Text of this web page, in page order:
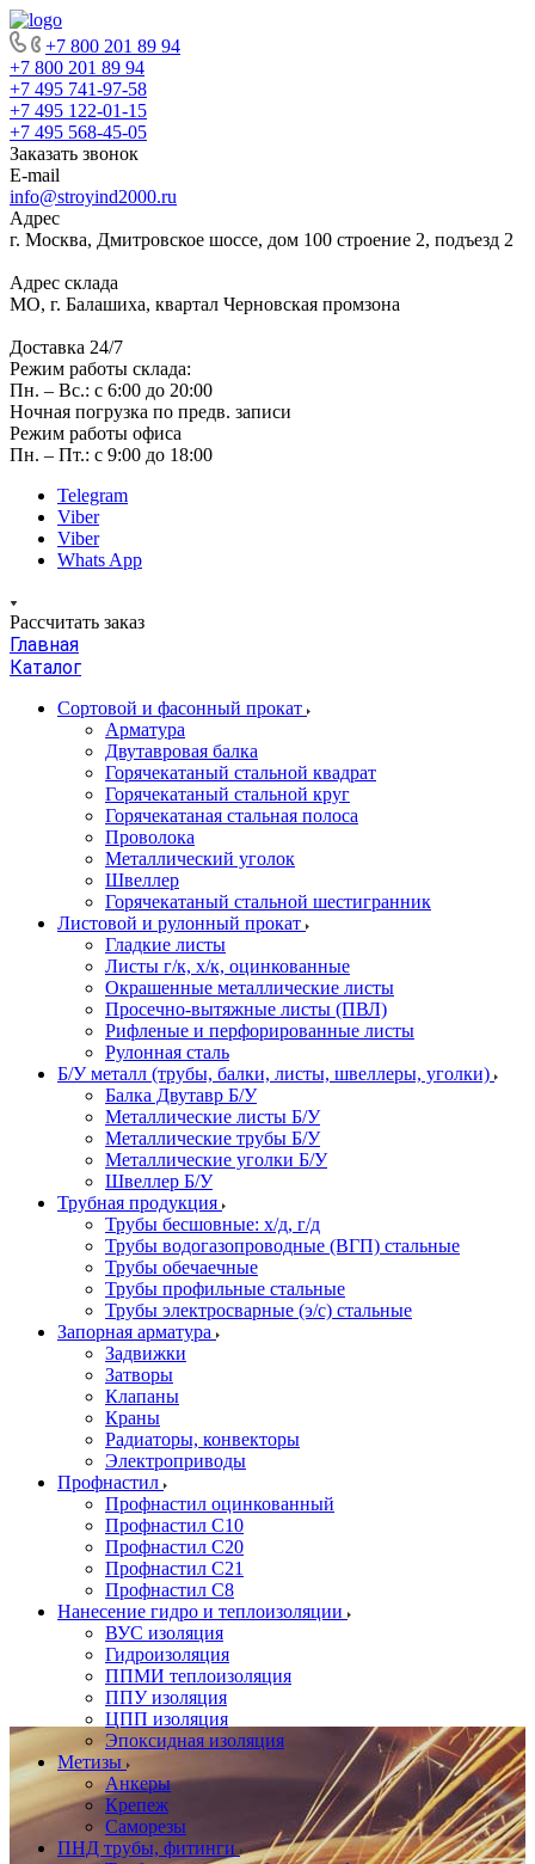
+7 800 201 89 94
+7 800 201 89 94
+7 495 741-97-58
+7 495 122-01-15
+7 495 568-45-05
Заказать звонок
E-mail
info@stroyind2000.ru
Адрес
г. Москва, Дмитровское шоссе, дом 100 строение 2, подъезд 2
Адрес склада
МО, г. Балашиха, квартал Черновская промзона
Доставка 24/7
Режим работы склада:
Пн. – Вс.: с 6:00 до 20:00
Ночная погрузка по предв. записи
Режим работы офиса
Пн. – Пт.: с 9:00 до 18:00
Telegram
Viber
Viber
Whats App
Рассчитать заказ
Главная
Каталог
Сортовой и фасонный прокат
Арматура
Двутавровая балка
Горячекатаный стальной квадрат
Горячекатаный стальной круг
Горячекатаная стальная полоса
Проволока
Металлический уголок
Швеллер
Горячекатаный стальной шестигранник
Листовой и рулонный прокат
Гладкие листы
Листы г/к, х/к, оцинкованные
Окрашенные металлические листы
Просечно-вытяжные листы (ПВЛ)
Рифленые и перфорированные листы
Рулонная сталь
Б/У металл (трубы, балки, листы, швеллеры, уголки)
Балка Двутавр Б/У
Металлические листы Б/У
Металлические трубы Б/У
Металлические уголки Б/У
Швеллер Б/У
Трубная продукция
Трубы бесшовные: х/д, г/д
Трубы водогазопроводные (ВГП) стальные
Трубы обечаечные
Трубы профильные стальные
Трубы электросварные (э/с) стальные
Запорная арматура
Задвижки
Затворы
Клапаны
Краны
Радиаторы, конвекторы
Электроприводы
Профнастил
Профнастил оцинкованный
Профнастил С10
Профнастил С20
Профнастил С21
Профнастил С8
Нанесение гидро и теплоизоляции
ВУС изоляция
Гидроизоляция
ППМИ теплоизоляция
ППУ изоляция
ЦПП изоляция
Эпоксидная изоляция
Метизы
Анкеры
Крепеж
Саморезы
ПНД трубы, фитинги